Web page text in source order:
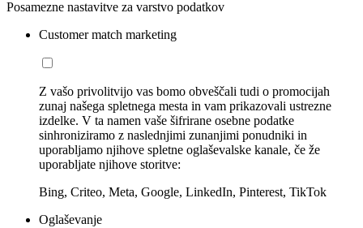
Posamezne nastavitve za varstvo podatkov
Customer match marketing
Z vašo privolitvijo vas bomo obveščali tudi o promocijah
zunaj našega spletnega mesta in vam prikazovali ustrezne
izdelke. V ta namen vaše šifrirane osebne podatke
sinhroniziramo z naslednjimi zunanjimi ponudniki in
uporabljamo njihove spletne oglaševalske kanale, če že
uporabljate njihove storitve:
Bing, Criteo, Meta, Google, LinkedIn, Pinterest, TikTok
Oglaševanje